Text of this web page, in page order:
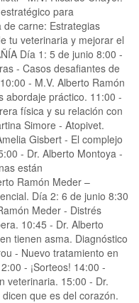
para
carne: Estrategias
tu veterinaria y mejorar el
Día 1: 5 de junio 8:00 -
- Casos desafiantes de
- M.V. Alberto Ramón
abordaje práctico. 11:00 -
física y su relación con
Simore - Atopivet.
Gisbert - El complejo
- Dr. Alberto Montoya -
están
Ramón Meder –
Día 2: 6 de junio 8:30
Meder - Distrés
10:45 - Dr. Alberto
tienen asma. Diagnóstico
- Nuevo tratamiento en
- ¡Sorteos! 14:00 -
veterinaria. 15:00 - Dr.
que es del corazón.